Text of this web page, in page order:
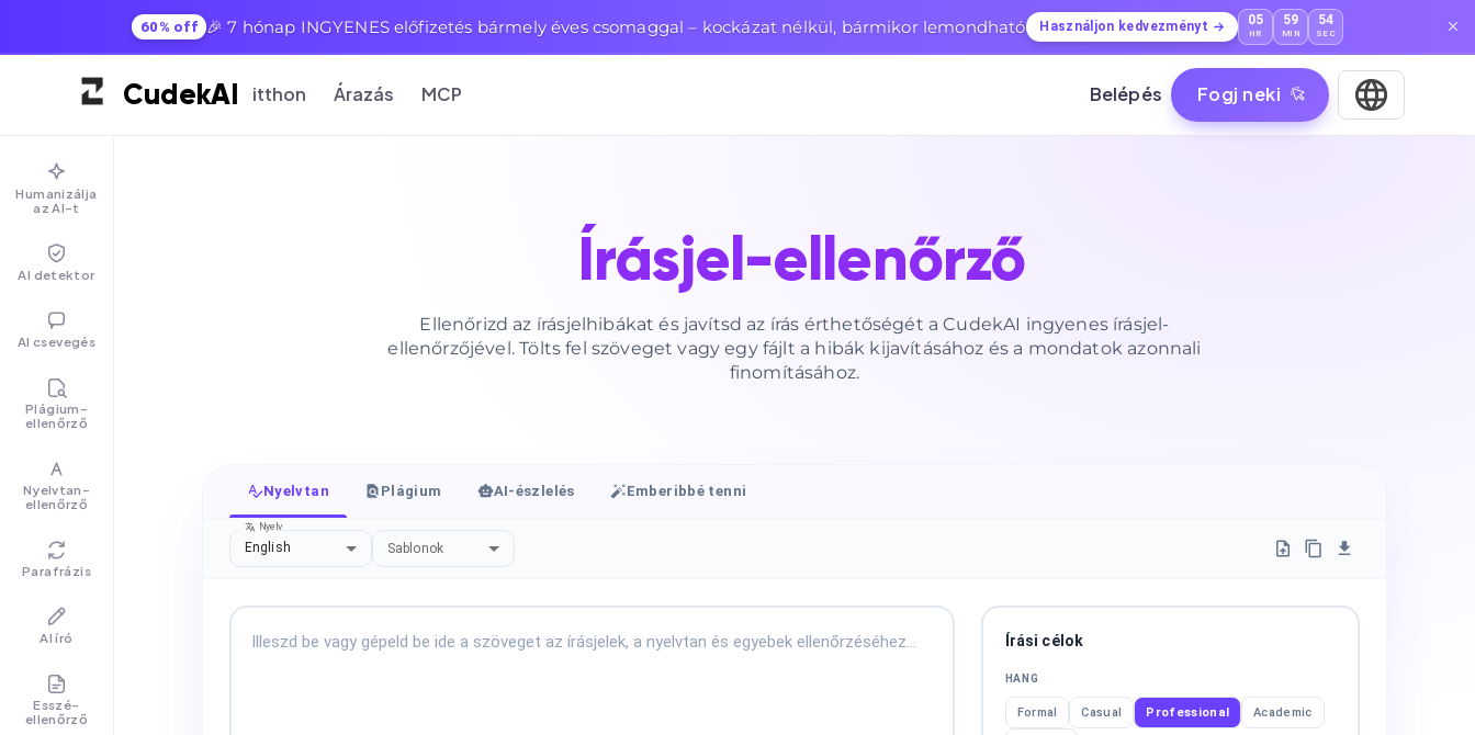
60% off 🎉 7 hónap INGYENES előfizetés bármely éves csomaggal – kockázat nélkül, bármikor lemondható Használjon kedvezményt 05
HR
59
MIN
53
SEC
CudekAI itthon Árazás MCP Belépés Fogj neki
Humanizálja
az AI-t
AI detektor
AI csevegés
Plágium-
ellenőrző
Nyelvtan-
ellenőrző
Parafrázis
AI író
Esszé-
ellenőrző
Írásjel-ellenőrző
Ellenőrizd az írásjelhibákat és javítsd az írás érthetőségét a CudekAI ingyenes írásjel-
ellenőrzőjével. Tölts fel szöveget vagy egy fájlt a hibák kijavításához és a mondatok azonnali
finomításához.
Nyelvtan Plágium AI-észlelés Emberibbé tenni
Nyelv
English Sablonok
Írási célok
HANG
Formal Casual Professional Academic